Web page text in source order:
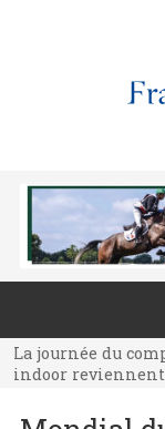
La journée du
indoor reviennent
La journée du
indoor reviennent
indoor